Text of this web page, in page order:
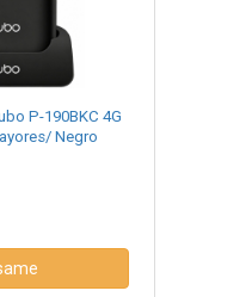
P-190BKC 4G
Negro